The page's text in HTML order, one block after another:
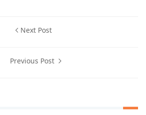
Next Post
Previous Post